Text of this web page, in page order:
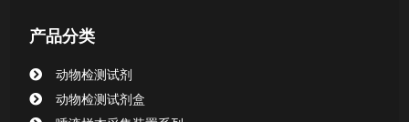
产品分类
动物检测试剂
动物检测试剂盒